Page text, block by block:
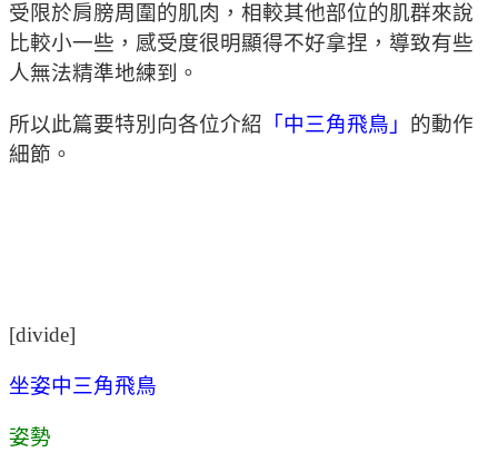
受限於肩膀周圍的肌肉，相較其他部位的肌群來說
比較小一些，感受度很明顯得不好拿捏，導致有些
人無法精準地練到。
所以此篇要特別向各位介紹 「中三角飛鳥」 的動作
細節。
[divide]
坐姿中三角飛鳥
姿勢